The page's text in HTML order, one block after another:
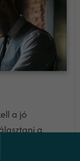
a jó
a
gyakorlati